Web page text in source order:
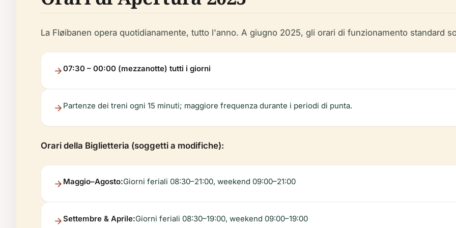
La Fløibanen opera quotidianamente, tutto l'anno. A giugno 2025, gli orari di funzionamento standard
07:30 – 00:00 (mezzanotte) tutti i giorni
Partenze dei treni ogni 15 minuti; maggiore frequenza durante i periodi di punta.
Orari della Biglietteria (soggetti a modifiche):
Maggio–Agosto:Giorni feriali 08:30–21:00, weekend 09:00–21:00
Settembre & Aprile:Giorni feriali 08:30–19:00, weekend 09:00–19:00